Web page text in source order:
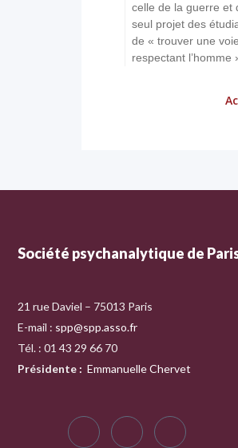
celle de la guerre et
seul projet des
de « trouver une
respectant l’homme
Société psychanalytique de
21 rue Daviel – 75013 Paris
E-mail : spp@spp.asso.fr
Tél. : 01 43 29 66 70
Présidente : Emmanuelle Chervet